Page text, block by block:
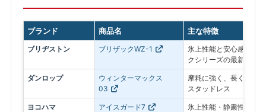
ブランド 商品名 主な特徴
ブリヂストン ブリザックWZ-1
氷上性能と安心感を最
クシリーズの最新モデル
ダンロップ
ウィンターマックス
03
摩耗に強く、長く使い
スタッドレス
ヨコハマ アイスガード7
氷上性能・静粛性・ロ